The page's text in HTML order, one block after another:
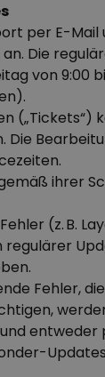
per E-Mail
Die
von 9:00
(„Tickets“)
Die
ihrer
(z. B.
regulärer
Fehler,
entweder